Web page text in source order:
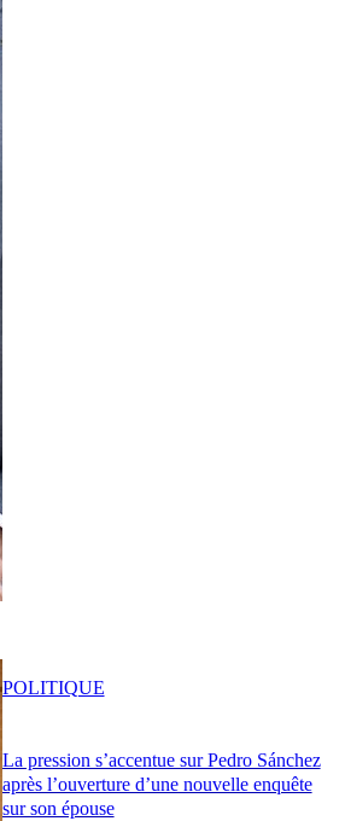
La pression s’accentue sur Pedro Sánchez
après l’ouverture d’une nouvelle enquête
sur son épouse
POLITIQUE